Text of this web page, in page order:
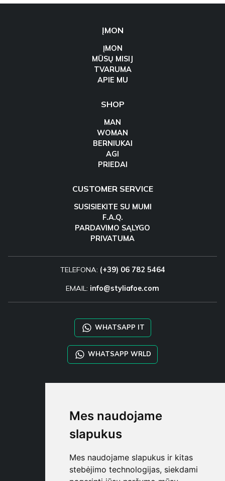
Mes naudojame
slapukus
Mes naudojame slapukus ir kitas
stebėjimo technologijas, siekdami
ĮMON
ĮMON
MŪSŲ MISIJ
TVARUMA
APIE MU
SHOP
MAN
WOMAN
BERNIUKAI
AGI
PRIEDAI
CUSTOMER SERVICE
SUSISIEKITE SU MUMI
F.A.Q.
PARDAVIMO SĄLYGO
PRIVATUMA
TELEFONA: (+39) 06 782 5464
EMAIL: info@styliafoe.com
WHATSAPP IT
WHATSAPP WRLD
TAYLOR MADE ORDERS
REGISTRUOT
PRISIJUNGT